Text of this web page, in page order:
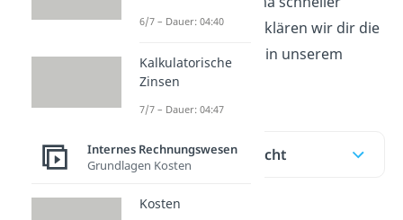
verstehen? Hier erklären wir dir die
Kuppelkalkulation in unserem
Video!
Inhaltsübersicht
6/7 – Dauer: 04:40
Kalkulatorische
Zinsen
7/7 – Dauer: 04:47
Internes Rechnungswesen
Grundlagen Kosten
Kosten